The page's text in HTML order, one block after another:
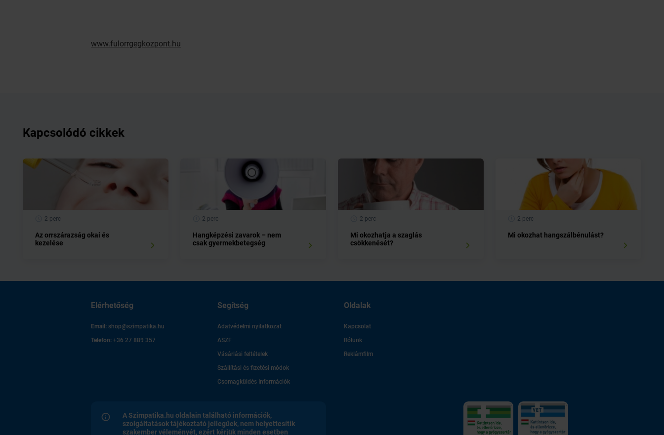
www.fulorrgegkozpont.hu
Kapcsolódó cikkek
2 perc
Az orrszárazság okai és
kezelése
2 perc
Hangképzési zavarok – nem
csak gyermekbetegség
2 perc
Mi okozhatja a szaglás
csökkenését?
2 perc
Mi okozhat hangszálbénulást?
Elérhetőség
Email: shop@szimpatika.hu
Telefon: +36 27 889 357
Segítség
Adatvédelmi nyilatkozat
ASZF
Vásárlási feltételek
Szállítási és fizetési módok
Csomagküldés Információk
Oldalak
Kapcsolat
Rólunk
Reklámfilm
A Szimpatika.hu oldalain található információk,
szolgáltatások tájékoztató jellegűek, nem helyettesítik
szakember véleményét, ezért kérjük minden esetben